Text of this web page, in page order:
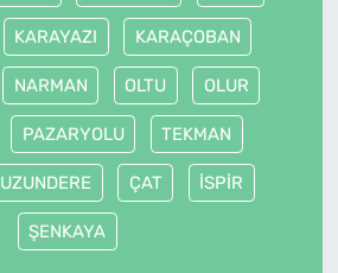
KARAYAZI KARAÇOBAN
NARMAN OLTU OLUR
PAZARYOLU TEKMAN
UZUNDERE ÇAT İSPİR
ŞENKAYA